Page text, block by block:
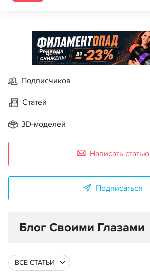
Реклама
Подписчиков
Статей
3D-моделей
Написать статью
Подписаться
Блог Своими Глазами
ВСЕ СТАТЬИ